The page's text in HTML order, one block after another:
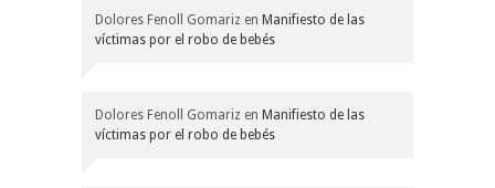
Dolores Fenoll Gomariz en Manifiesto de las
víctimas por el robo de bebés
Dolores Fenoll Gomariz en Manifiesto de las
víctimas por el robo de bebés